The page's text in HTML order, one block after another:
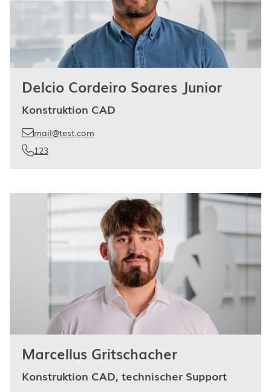
Delcio Cordeiro Soares Junior
Konstruktion CAD
mail@test.com
123
Marcellus Gritschacher
Konstruktion CAD, technischer Support